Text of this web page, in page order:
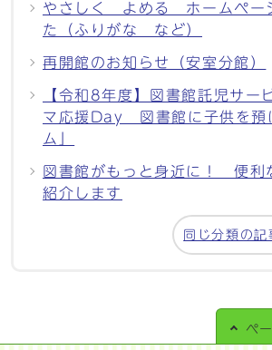
やさしく よめる ホームペー
た（ふりがな など）
再開館のお知らせ（安室分館）
【令和8年度】図書館託児サー
マ応援Day 図書館に子供を預
ム」
図書館がもっと身近に！ 便利
紹介します
同じ分類の記
ペ